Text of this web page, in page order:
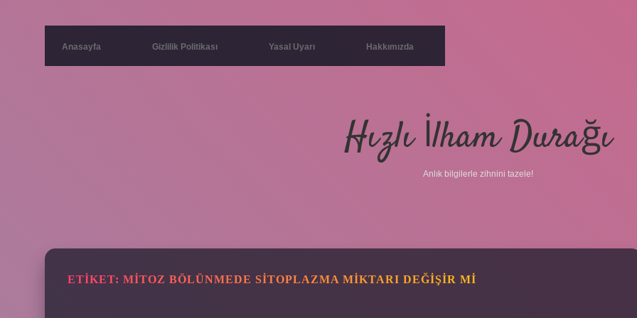
Anasayfa Gizlilik Politikası Yasal Uyarı Hakkımızda
Hızlı İlham Durağı
Anlık bilgilerle zihnini tazele!
ETIKET: MITOZ BÖLÜNMEDE SITOPLAZMA MIKTARI DEĞIŞIR MI